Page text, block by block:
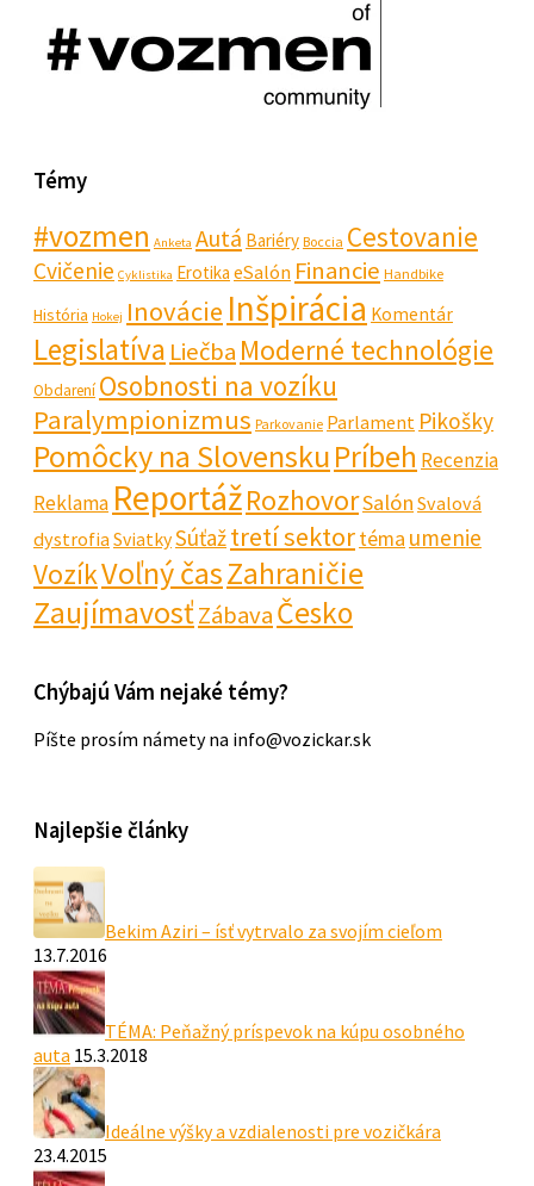
Témy
#vozmen Anketa Autá Bariéry Boccia Cestovanie
Cvičenie Cyklistika Erotika eSalón Financie Handbike
História Hokej Inovácie Inšpirácia Komentár
Legislatíva Liečba Moderné technológie
Obdarení Osobnosti na vozíku
Paralympionizmus Parkovanie Parlament Pikošky
Pomôcky na SlovenskuPríbeh Recenzia
Reklama ReportážRozhovorSalón Svalová
dystrofiaSviatkySúťažtretí sektortéma umenie
VozíkVoľný časZahraničie
ZaujímavosťZábavaČesko
Chýbajú Vám nejaké témy?
Píšte prosím námety na info@vozickar.sk
Najlepšie články
Bekim Aziri – ísť vytrvalo za svojím cieľom
13.7.2016
TÉMA: Peňažný príspevok na kúpu osobného
auta 15.3.2018
Ideálne výšky a vzdialenosti pre vozičkára
23.4.2015